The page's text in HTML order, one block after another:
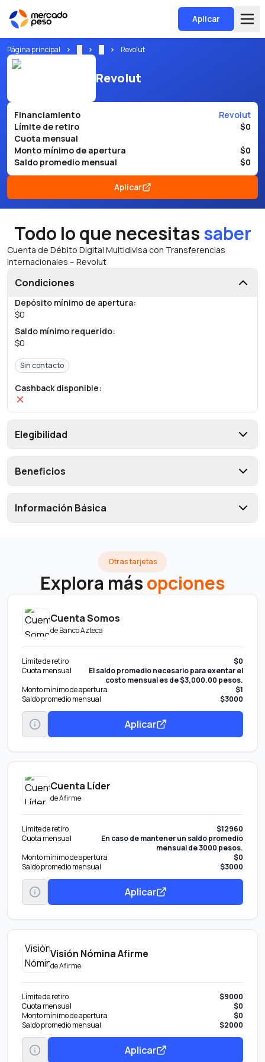
Aplicar
Página principal Revolut
Revolut
Financiamiento
Revolut
Límite de retiro
$0
Cuota mensual
Monto mínimo de apertura
$0
Saldo promedio mensual
$0
Aplicar
Todo lo que necesitassaber
Cuenta de Débito Digital Multidivisa con Transferencias
Internacionales – Revolut
Condiciones
Depósito mínimo de apertura:
$0
Saldo mínimo requerido:
$0
Sin contacto
Cashback disponible:
Elegibilidad
Beneficios
Información Básica
Otras tarjetas
Explora másopciones
Cuenta Somos
deBanco Azteca
Límite de retiro
$0
Cuota mensual
El saldo promedio necesario para exentar el
costo mensual es de $3,000.00 pesos.
Monto mínimo de apertura
$1
Saldo promedio mensual
$3000
Aplicar
Cuenta Líder
deAfirme
Límite de retiro
$12960
Cuota mensual
En caso de mantener un saldo promedio
mensual de 3000 pesos.
Monto mínimo de apertura
$0
Saldo promedio mensual
$3000
Aplicar
Visión Nómina Afirme
deAfirme
Límite de retiro
$9000
Cuota mensual
$0
Monto mínimo de apertura
$0
Saldo promedio mensual
$2000
Aplicar